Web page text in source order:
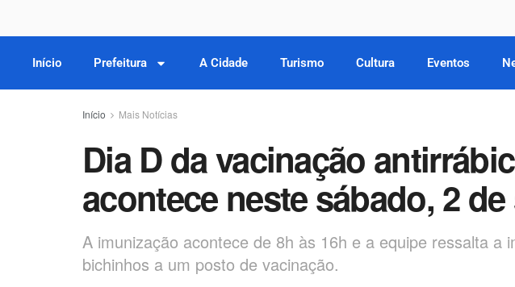
Início Prefeitura A Cidade Turismo Cultura Eventos
Início Mais Notícias
Dia D da vacinação
acontece neste sábado, 2
A imunização acontece de 8h às 16h e a equipe ressalta a
bichinhos a um posto de vacinação.